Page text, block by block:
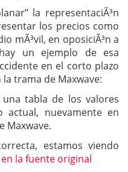
la representaciÃ³n
los precios como
mÃ³vil, en oposiciÃ³n a
un ejemplo de esa
en el corto plazo
la trama de Maxwave:
tabla de los valores
actual, nuevamente en
Maxwave.
estamos viendo
la fuente original